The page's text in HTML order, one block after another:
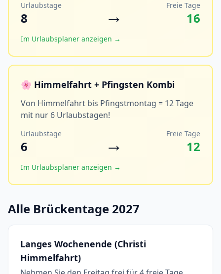
Urlaubstage
8 → Freie Tage
16
Im Urlaubsplaner anzeigen →
🌸 Himmelfahrt + Pfingsten Kombi
Von Himmelfahrt bis Pfingstmontag = 12 Tage
mit nur 6 Urlaubstagen!
Urlaubstage
6 → Freie Tage
12
Im Urlaubsplaner anzeigen →
Alle Brückentage 2027
Langes Wochenende (Christi
Himmelfahrt)